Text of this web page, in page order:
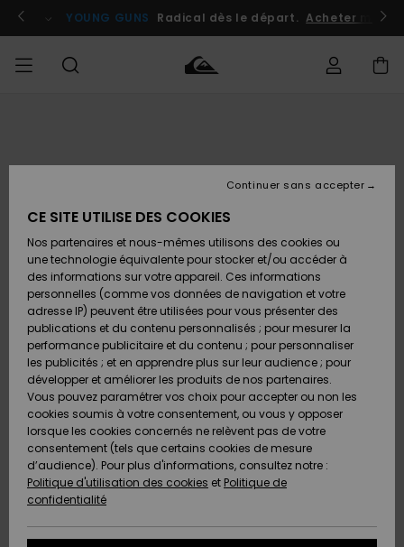
l'information
le
Se connecter / s'inscrire
YOUNG GUNS Radical dès le départ. Acheter
Chaussures
& Tongs
Surf
Snow
Nouveautés
A
Découvrir
Chaussures
& Tongs
Surf
Snow
Nouveautés
A
Découvrir
FEMME
A
Découvrir
Snow
SURF
Surf
Shop
Enfant
Highlights
Communauté
SNOW
Snow
Shop
Enfant
Snow
Shop
Femme
A
Découvrir
Communauté
OUTLET
Enfant
Outlet
Femme
AIDE &
CONTACT
Retours
Paiement
Carte
Cadeau
Quiksilver
Freedom
Protection
des
MAGASINS
QUIKSILVER
CE SITE UTILISE DES COOKIES
Nos partenaires et nous-mêmes utilisons des cookies ou
une technologie équivalente pour stocker et/ou accéder à
des informations sur votre appareil. Ces informations
personnelles (comme vos données de navigation et votre
adresse IP) peuvent être utilisées pour vous présenter des
publications et du contenu personnalisés ; pour mesurer la
performance publicitaire et du contenu ; pour personnaliser
les publicités ; et en apprendre plus sur leur audience ; pour
développer et améliorer les produits de nos partenaires.
Vous pouvez paramétrer vos choix pour accepter ou non les
cookies soumis à votre consentement, ou vous y opposer
lorsque les cookies concernés ne relèvent pas de votre
consentement (tels que certains cookies de mesure
d’audience). Pour plus d'informations, consultez notre :
Politique d'utilisation des cookies et Politique de
confidentialité
Continuer sans accepter